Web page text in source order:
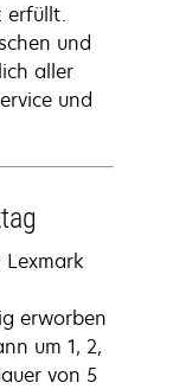
erfüllt.
und
aller
und
erworben
um 1, 2,
von 5